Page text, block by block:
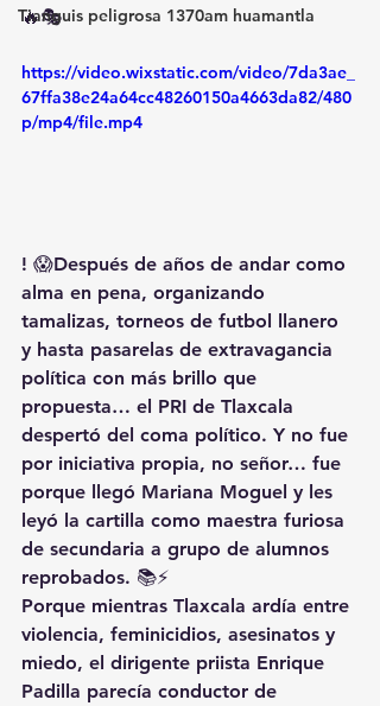
Tianguis peligrosa 1370am huamantla
🔥🎭
https://video.wixstatic.com/video/7da3ae_
67ffa38e24a64cc48260150a4663da82/480
p/mp4/file.mp4
! 😱Después de años de andar como
alma en pena, organizando
tamalizas, torneos de futbol llanero
y hasta pasarelas de extravagancia
política con más brillo que
propuesta… el PRI de Tlaxcala
despertó del coma político. Y no fue
por iniciativa propia, no señor… fue
porque llegó Mariana Moguel y les
leyó la cartilla como maestra furiosa
de secundaria a grupo de alumnos
reprobados. 📚⚡
Porque mientras Tlaxcala ardía entre
violencia, feminicidios, asesinatos y
miedo, el dirigente priista Enrique
Padilla parecía conductor de